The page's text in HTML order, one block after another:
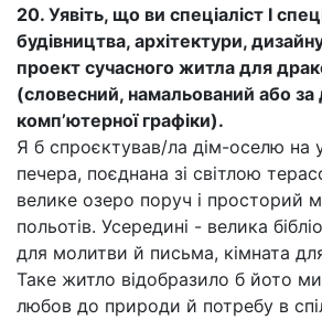
20. Уявіть, що ви спеціаліст І
будівництва, архітектури,
проект сучасного житла для
(словесний, намальований або
комп’ютерної графіки).
Я б спроєктував/ла дім-оселю на
печера, поєднана зі світлою
велике озеро поруч і просторий
польотів. Усередині - велика
для молитви й письма, кімната
Таке житло відобразило б йото
любов до природи й потребу в